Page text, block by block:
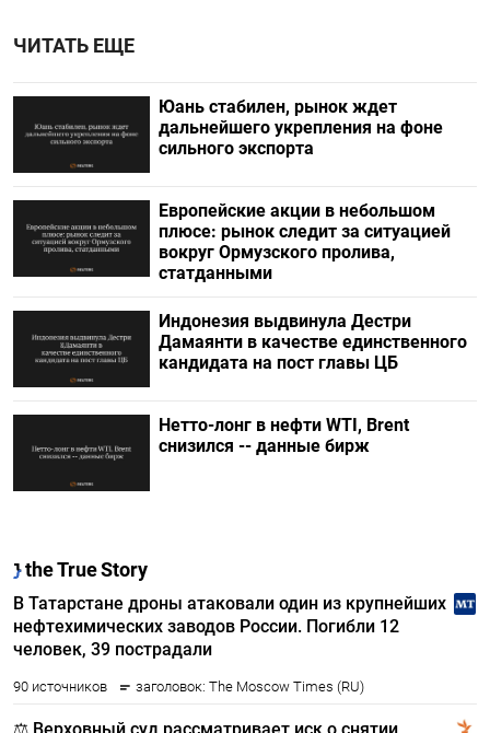
ЧИТАТЬ ЕЩЕ
Юань стабилен, рынок ждет
дальнейшего укрепления на фоне
сильного экспорта
Европейские акции в небольшом
плюсе: рынок следит за ситуацией
вокруг Ормузского пролива,
статданными
Индонезия выдвинула Дестри
⁠Дамаянти в качестве единственного
кандидата на пост главы ЦБ
Нетто-лонг в нефти WTI, Brent
снизился -- данные бирж